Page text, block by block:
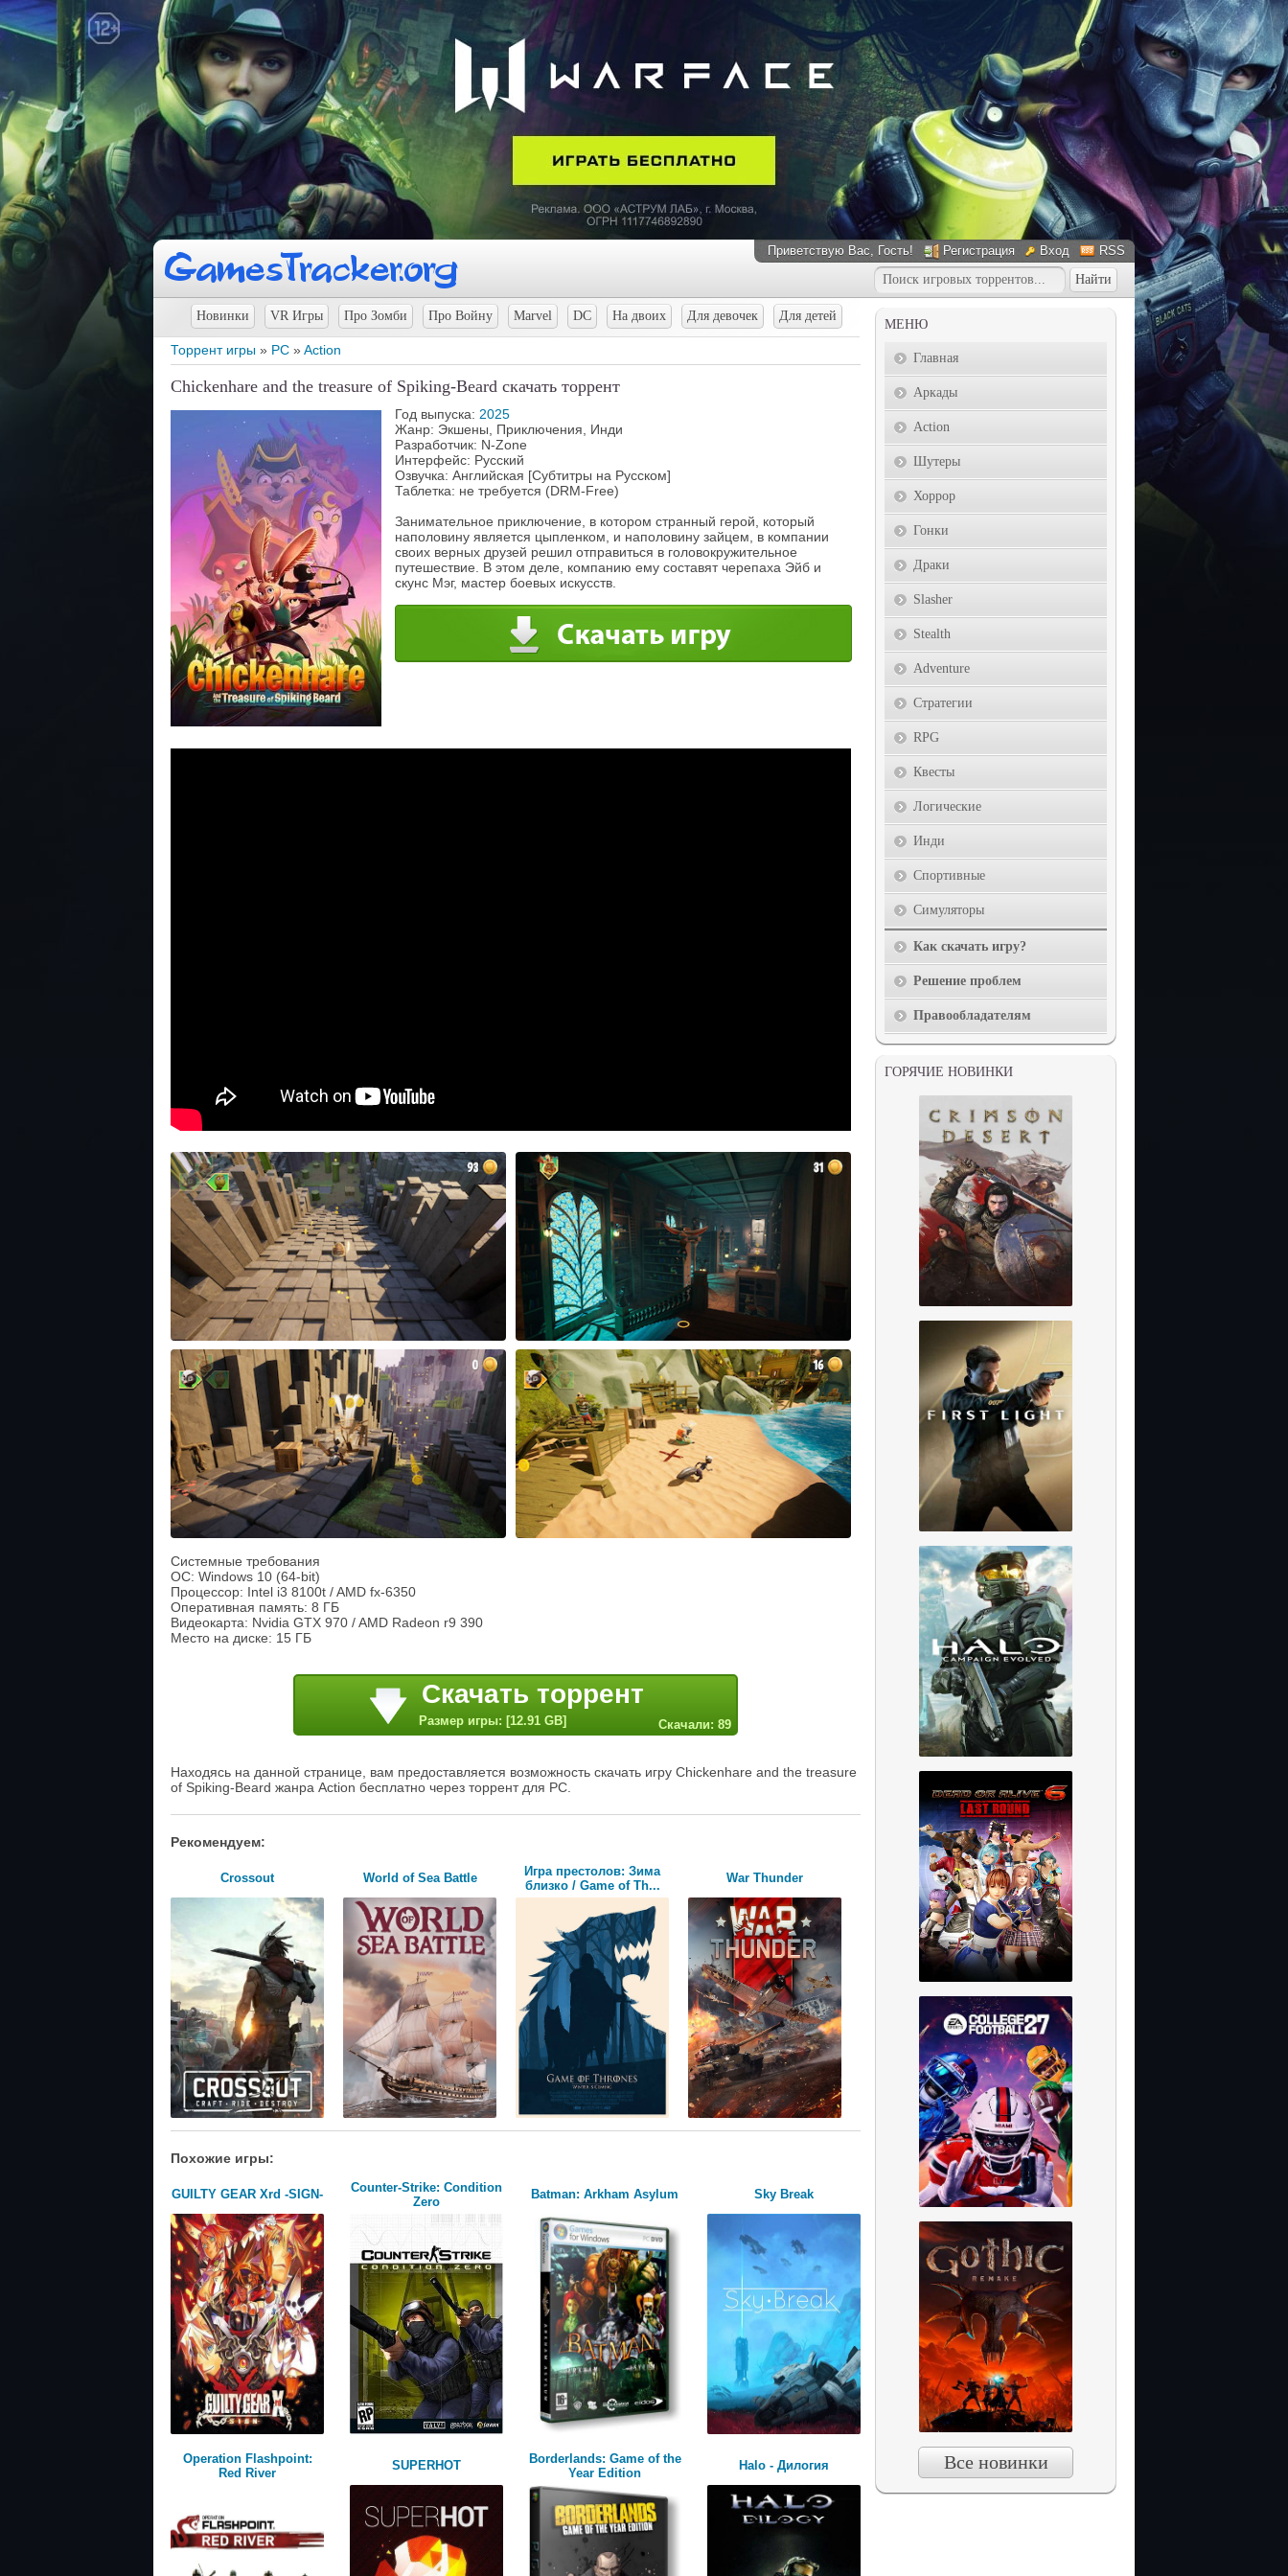
Приветствую Вас, Гость! Регистрация Вход RSS
Новинки VR Игры Про Зомби Про Войну Marvel DC На двоих Для девочек Для детей
Торрент игры » PC »Action
Chickenhare and the treasure of Spiking-Beard скачать торрент
Год выпуска: 2025
Жанр: Экшены, Приключения, Инди
Разработчик: N-Zone
Интерфейс: Русский
Озвучка: Английская [Субтитры на Русском]
Таблетка: не требуется (DRM-Free)
Занимательное приключение, в котором странный герой, который
наполовину является цыпленком, и наполовину зайцем, в компании
своих верных друзей решил отправиться в головокружительное
путешествие. В этом деле, компанию ему составят черепаха Эйб и
скунс Мэг, мастер боевых искусств.
Системные требования
ОС: Windows 10 (64-bit)
Процессор: Intel i3 8100t / AMD fx-6350
Оперативная память: 8 ГБ
Видеокарта: Nvidia GTX 970 / AMD Radeon r9 390
Место на диске: 15 ГБ
Скачать торрент
Размер игры: [12.91 GB] Скачали: 89
Находясь на данной странице, вам предоставляется возможность скачать игру Chickenhare and the treasure
of Spiking-Beard жанра Action бесплатно через торрент для PC.
Рекомендуем:
Crossout World of Sea Battle
Игра престолов: Зима
близко / Game of Th...
War Thunder
Похожие игры:
GUILTY GEAR Xrd -SIGN-
Counter-Strike: Condition
Zero
Batman: Arkham Asylum Sky Break
Operation Flashpoint:
Red River
SUPERHOT
Borderlands: Game of the
Year Edition
Halo - Дилогия
МЕНЮ
Главная
Аркады
Action
Шутеры
Хоррор
Гонки
Драки
Slasher
Stealth
Adventure
Стратегии
RPG
Квесты
Логические
Инди
Спортивные
Симуляторы
Как скачать игру?
Решение проблем
Правообладателям
ГОРЯЧИЕ НОВИНКИ
Все новинки